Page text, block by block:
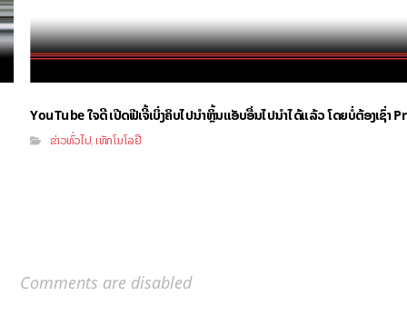
YouTube ໃຈດີ ເປີດຟີເຈີ້ເບິ່ງຄິບໄປນຳຫຼິ້ນແອັບອື່ນໄປນຳໄດ້ແລ້ວ ໂດຍບໍ່ຕ້ອງເຊົ່າ
ຂ່າວທົ່ວໄປ,ເທັກໂນໂລຢີ
Comments are disabled